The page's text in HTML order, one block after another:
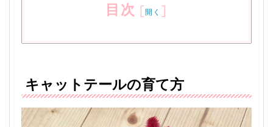
目次 [開く ]
キャットテールの育て方